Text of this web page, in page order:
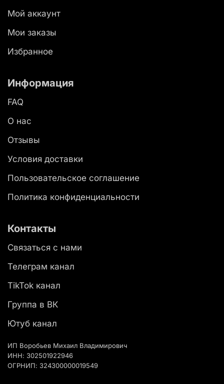
Мой аккаунт
Мои заказы
Избранное
Информация
FAQ
О нас
Отзывы
Условия доставки
Пользовательское соглашение
Политика конфиденциальности
Контакты
Связаться с нами
Телеграм канал
TikTok канал
Группа в ВК
Ютуб канал
ИП Воробьев Михаил Владимирович
ИНН: 302501922946
ОГРНИП: 324300000019549